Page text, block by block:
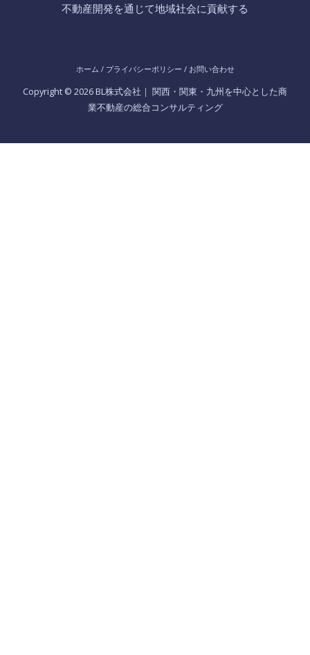
不動産開発を通じて地域社会に貢献する
ホーム / プライバシーポリシー / お問い合わせ
Copyright © 2026 BL株式会社｜ 関西・関東・九州を中心とした商
業不動産の総合コンサルティング